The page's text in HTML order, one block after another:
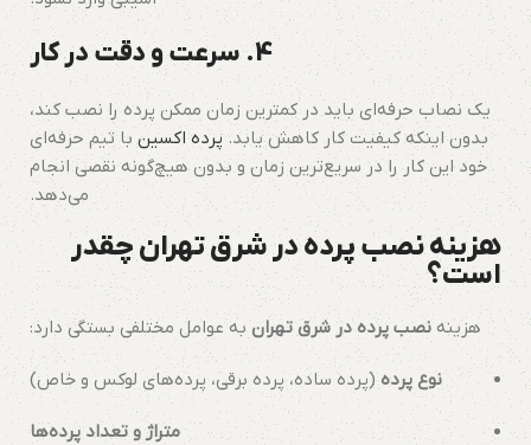
4. سرعت و دقت در کار
یک نصاب حرفه‌ای باید در کمترین زمان ممکن پرده را نصب کند،
بدون اینکه کیفیت کار کاهش یابد. پرده اکسینبا تیم حرفه‌ای
خود این کار را در سریع‌ترین زمان و بدون هیچ‌گونه نقصی انجام
می‌دهد.
هزینه نصب پرده در شرق تهران چقدر
است؟
هزینهنصب پرده در شرق تهرانبه عوامل مختلفی بستگی دارد:
نوع پرده(پرده ساده، پرده برقی، پرده‌های لوکس و خاص)
متراژ و تعداد پرده‌ها